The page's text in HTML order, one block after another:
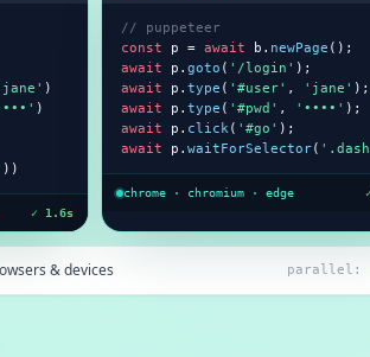
)
)
))
✓ 1.6s
// puppeteer
const p = await b. newPage
await p. goto ( '/login'
await p. type ( '#user' , 'jane'
await p. type ( '#pwd' , '••••'
await p. click( '#go'
await p. waitForSelector(
chrome · chromium · edge
& devices parallel: